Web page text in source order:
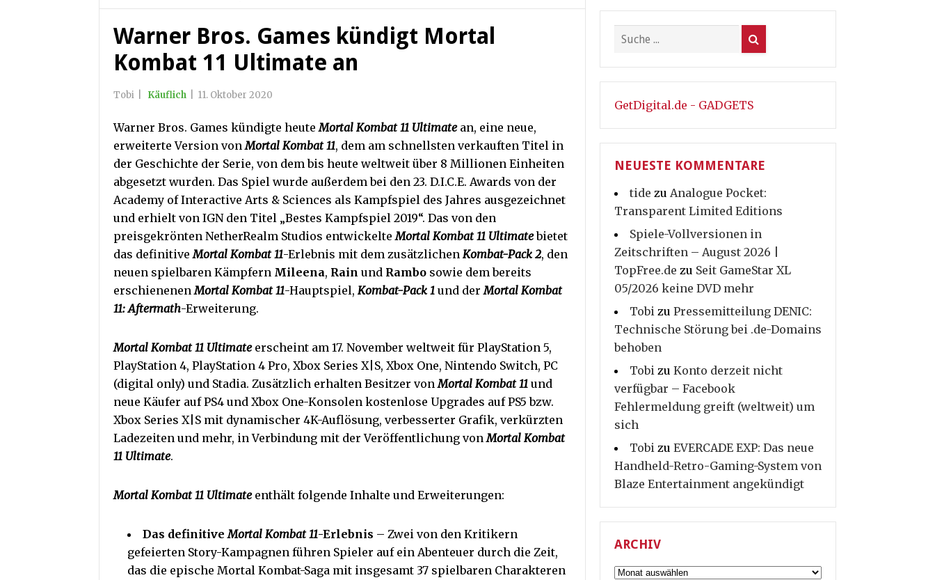
Warner Bros. Games kündigt Mortal
Kombat 11 Ultimate an
Tobi Käuflich 11. Oktober 2020
Warner Bros. Games kündigte heute Mortal Kombat 11 Ultimatean, eine neue,
erweiterte Version vonMortal Kombat 11, dem am schnellsten verkauften Titel in
der Geschichte der Serie, von dem bis heute weltweit über 8 Millionen Einheiten
abgesetzt wurden. Das Spiel wurde außerdem bei den 23. D.I.C.E. Awards von der
Academy of Interactive Arts & Sciences als Kampfspiel des Jahres ausgezeichnet
und erhielt von IGN den Titel „Bestes Kampfspiel 2019“. Das von den
preisgekrönten NetherRealm Studios entwickelteMortal Kombat 11 Ultimatebietet
das definitiveMortal Kombat 11-Erlebnis mit dem zusätzlichen Kombat-Pack 2, den
neuen spielbaren Kämpfern Mileena, Rain und Rambo sowie dem bereits
erschienenenMortal Kombat 11-Hauptspiel, Kombat-Pack 1 und derMortal Kombat
11: Aftermath-Erweiterung.
Mortal Kombat 11 Ultimateerscheint am 17. November weltweit für PlayStation 5,
PlayStation 4, PlayStation 4 Pro, Xbox Series X|S, Xbox One, Nintendo Switch, PC
(digital only) und Stadia. Zusätzlich erhalten Besitzer vonMortal Kombat 11 und
neue Käufer auf PS4 und Xbox One-Konsolen kostenlose Upgrades auf PS5 bzw.
Xbox Series X|S mit dynamischer 4K-Auflösung, verbesserter Grafik, verkürzten
Ladezeiten und mehr, in Verbindung mit der Veröffentlichung vonMortal Kombat
11 Ultimate.
Mortal Kombat 11 Ultimateenthält folgende Inhalte und Erweiterungen:
Das definitiveMortal Kombat 11-Erlebnis – Zwei von den Kritikern
gefeierten Story-Kampagnen führen Spieler auf ein Abenteuer durch die Zeit,
das die epische Mortal Kombat-Saga mit insgesamt 37 spielbaren Charakteren
GetDigital.de - GADGETS
NEUESTE KOMMENTARE
tide zu Analogue Pocket:
Transparent Limited Editions
Spiele-Vollversionen in
Zeitschriften – August 2026 |
TopFree.de zu Seit GameStar XL
05/2026 keine DVD mehr
Tobi zu Pressemitteilung DENIC:
Technische Störung bei .de-Domains
behoben
Tobi zu Konto derzeit nicht
verfügbar – Facebook
Fehlermeldung greift (weltweit) um
sich
Tobi zu EVERCADE EXP: Das neue
Handheld-Retro-Gaming-System von
Blaze Entertainment angekündigt
ARCHIV
Archiv